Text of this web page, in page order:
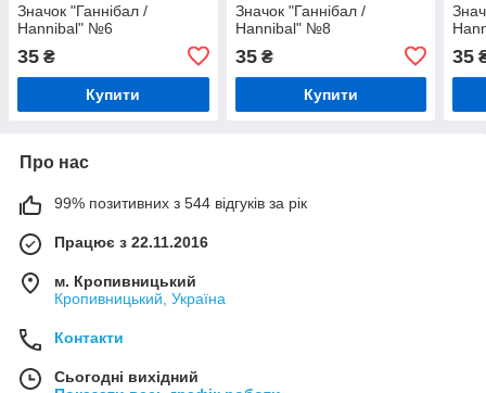
Значок "Ганнібал /
Hannibal" №6
35 ₴
Купити
Значок "Ганнібал /
Hannibal" №8
35₴
Купити
35
Про нас
99% позитивних з 544 відгуків за рік
Працює з 22.11.2016
м. Кропивницький
Кропивницький, Україна
Контакти
Сьогодні вихідний